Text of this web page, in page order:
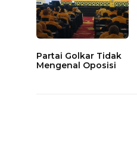
Partai Golkar Tidak
Mengenal Oposisi